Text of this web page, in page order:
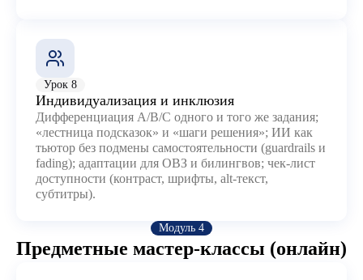
Урок 8
Индивидуализация и инклюзия
Дифференциация A/B/C одного и того же задания;
«лестница подсказок» и «шаги решения»; ИИ как
тьютор без подмены самостоятельности (guardrails и
fading); адаптации для ОВЗ и билингвов; чек-лист
доступности (контраст, шрифты, alt-текст,
субтитры).
Модуль 4
Предметные мастер-классы (онлайн)